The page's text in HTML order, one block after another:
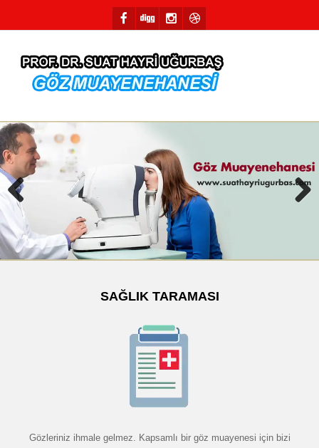
Previous
SAĞLIK TARAMASI
Gözleriniz ihmale gelmez. Kapsamlı bir göz muayenesi için bizi